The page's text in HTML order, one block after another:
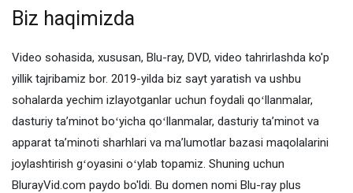
Biz haqimizda
Video sohasida, xususan, Blu-ray, DVD, video tahrirlashda ko'p
yillik tajribamiz bor. 2019-yilda biz sayt yaratish va ushbu
sohalarda yechim izlayotganlar uchun foydali qoʻllanmalar,
dasturiy taʼminot boʻyicha qoʻllanmalar, dasturiy taʼminot va
apparat taʼminoti sharhlari va maʼlumotlar bazasi maqolalarini
joylashtirish gʻoyasini oʻylab topamiz. Shuning uchun
BlurayVid.com paydo bo'ldi. Bu domen nomi Blu-ray plus